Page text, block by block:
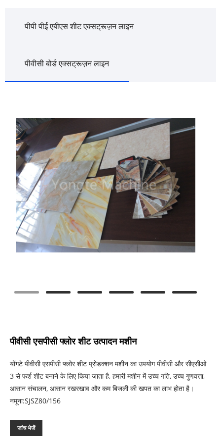
पीपी पीई एबीएस शीट एक्सट्रूज़न लाइन
पीवीसी बोर्ड एक्सट्रूज़न लाइन
पीवीसी एसपीसी फ्लोर शीट उत्पादन मशीन
योंगटे पीवीसी एसपीसी फ्लोर शीट प्रोडक्शन मशीन का उपयोग पीवीसी और सीएसीओ
3 से फर्श शीट बनाने के लिए किया जाता है, हमारी मशीन में उच्च गति, उच्च गुणवत्ता,
आसान संचालन, आसान रखरखाव और कम बिजली की खपत का लाभ होता है।
नमूना:SJSZ80/156
जांच भेजें